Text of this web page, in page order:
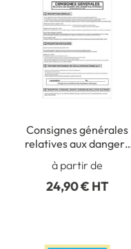
Consignes générales
relatives aux dangers
des courants électriques
- H 500 x L 350 mm
à partir de
24,90 € HT